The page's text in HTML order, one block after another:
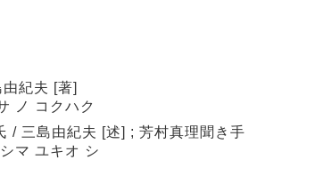
紀夫 [著]
ノ コクハク
/ 三島由紀夫 [述] ; 芳村真理聞き手
マ ユキオ シ